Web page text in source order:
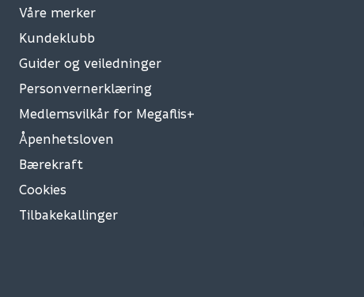
Våre merker
Kundeklubb
Guider og veiledninger
Personvernerklæring
Medlemsvilkår for Megaflis+
Åpenhetsloven
Bærekraft
Cookies
Tilbakekallinger